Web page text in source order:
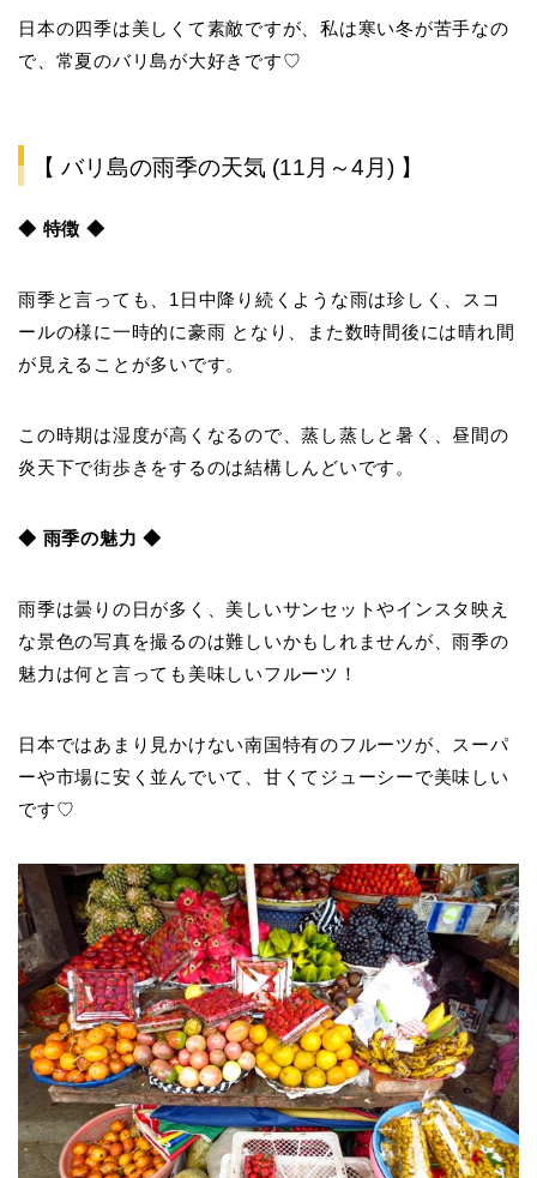
日本の四季は美しくて素敵ですが、私は寒い冬が苦手なの
で、常夏のバリ島が大好きです♡
【 バリ島の雨季の天気 (11月～4月) 】
◆ 特徴 ◆
雨季と言っても、1日中降り続くような雨は珍しく、
スコ
ールの様に一時的に豪雨 となり、また数時間後には晴れ間
が見えることが多いです。
この時期は湿度が高くなるので、蒸し蒸しと暑く、昼間の
炎天下で街歩きをするのは結構しんどいです。
◆ 雨季の魅力 ◆
雨季は曇りの日が多く、美しいサンセットやインスタ映え
な景色の写真を撮るのは難しいかもしれませんが、雨季の
魅力は何と言っても美味しいフルーツ！
日本ではあまり見かけない南国特有のフルーツが、スーパ
ーや市場に安く並んでいて、甘くてジューシーで美味しい
です♡